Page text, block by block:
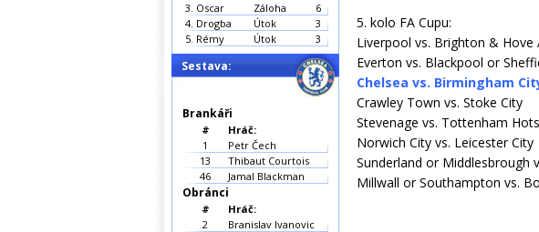
5. kolo FA Cupu:
Liverpool vs. Brighton & Hove
Everton vs. Blackpool or
Chelsea vs. Birmingham
Crawley Town vs. Stoke City
Stevenage vs. Tottenham
Norwich City vs. Leicester City
Sunderland or Middlesbrough
Millwall or Southampton vs.
3. Oscar Záloha
6
4. Drogba Útok
3
5. Rémy Útok 3
Sestava:
Brankáři
#
Hráč:
1
Petr Čech
13
Thibaut Courtois
46
Jamal Blackman
Obránci
#
Hráč:
2
Branislav Ivanovic